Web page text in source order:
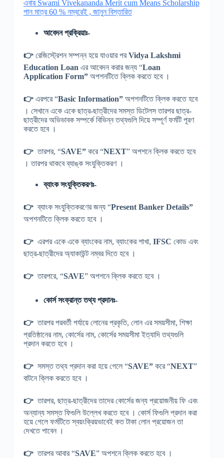
এবার Swami Vivekananda Merit cum Means Scholarship
পান মাত্র 60 % নম্বরেই , জানুন বিস্তারিত
আবেদন প্রক্রিয়াঃ-
👉 রেজিস্ট্রেশন সম্পন্ন হয়ে যাওয়ার পরVidya Lakshmi
Education Loan এর আবেদন করার জন্য “Loan
Application Form” অপশনটিতে ক্লিক করতে হবে ।
👉 এরপরে “Basic Information” অপশনটিতে ক্লিক করতে হবে
। সেখানে একে একে ছাত্র-ছাত্রীদের সমস্ত ডিটেলস তারপর ছাত্র-
ছাত্রীদের অভিভাবক সম্পর্কে বিভিন্ন তথ্যগুলি দিয়ে সম্পূর্ণ ফর্মটি পূরণ
করতে হবে ।
👉তারপর, “SAVE”করে “NEXT” অপশনে ক্লিক করতে হবে
। তারপর থাকবে ব্যাঙ্ক সংযুক্তিকরণ ।
ব্যাংক সংযুক্তিকরণঃ-
👉ব্যাংক সংযুক্তিকরণের জন্য “Present Banker Details”
অপশনটিতে ক্লিক করতে হবে ।
👉 এরপর একে একে ব্যাংকের নাম, ব্যাংকের শাখা, IFSC কোড এবং
ছাত্র-ছাত্রীদের অ্যাকাউন্ট নম্বর দিতে হবে ।
👉তারপরে, “SAVE” অপশনে ক্লিক করতে হবে ।
কোর্স সংক্রান্ত তথ্য প্রদানঃ-
👉তারপর পরবর্তী পর্যায়ে লোনের প্রকৃতি, লোন এর সময়সীমা, শিক্ষা
প্রতিষ্ঠানের নাম, কোর্সের নাম, কোর্সের সময়সীমা ইত্যাদি তথ্যগুলি
প্রদান করতে হবে ।
👉 সমস্ত তথ্য প্রদান করা হয়ে গেলে “SAVE”করে “NEXT”
বাটনে ক্লিক করতে হবে ।
👉তারপর, ছাত্র-ছাত্রীদের তাদের কোর্সের জন্য প্রয়োজনীয় ফি এবং
অন্যান্য সমস্ত ফিগুলি উল্লেখ করতে হবে । কোর্স ফিগুলি প্রদান করা
হয়ে গেলে ফর্মটিতে স্বয়ংক্রিয়ভাবেই কত টাকা লোন প্রয়োজন তা
দেখতে পাবেন ।
👉তারপর আবার “SAVE” অপশনে ক্লিক করতে হবে ।